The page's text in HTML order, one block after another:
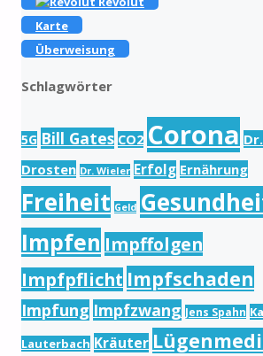
Karte
Überweisung
Schlagwörter
5G Bill Gates CO2 Corona Dr.
Drosten Dr. Wieler Erfolg Ernährung
Freiheit Geld
Impfen Impffolgen
Impfpflicht Impfschaden
Impfung Impfzwang Jens Spahn
Lauterbach Kräuter